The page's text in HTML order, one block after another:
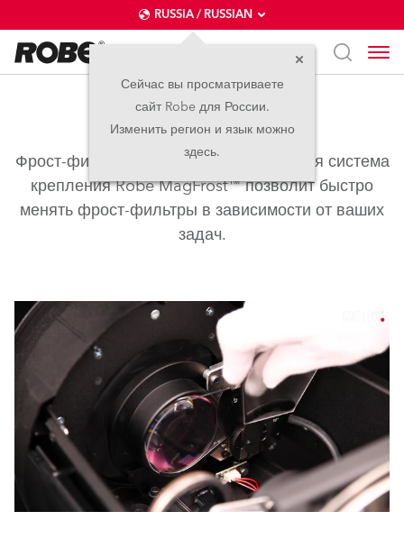
RUSSIA / RUSSIAN
Сейчас вы просматриваете
сайт Robe для России.
Изменить регион и язык можно
здесь.
MagFrost™
Фрост-фильтры – это быстро! Магнитная система
крепления Robe MagFrost™ позволит быстро
менять фрост-фильтры в зависимости от ваших
задач.